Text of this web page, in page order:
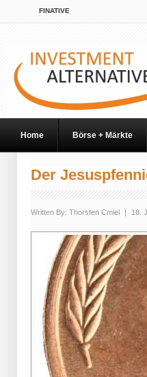
FINATIVE
Home Börse + Märkte
Der
Written By: Thorsten Cmiel | 18.